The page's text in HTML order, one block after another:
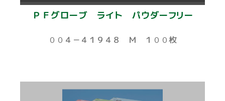
ＰＦグローブ ライト パウダーフリー
００４－４１９４８ Ｍ １００枚